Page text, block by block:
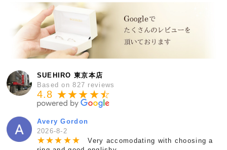
SUEHIRO 東京本店
Based on 827 reviews
4.8 ★★★★★
☆
Avery Gordon
2026-8-2
★★★ ★★
Very accomodating with choosing a